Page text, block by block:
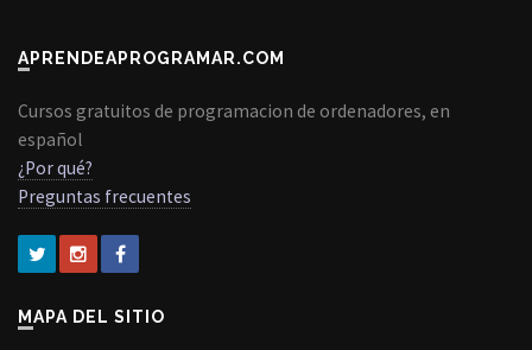
APRENDEAPROGRAMAR.COM
Cursos gratuitos de programacion de ordenadores, en
español
¿Por qué?
Preguntas frecuentes
MAPA DEL SITIO